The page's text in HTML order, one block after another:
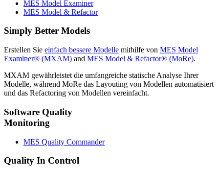
MES Model Examiner
MES Model & Refactor
Simply Better Models
Erstellen Sie einfach bessere Modelle mithilfe von MES Model
Examiner® (MXAM) and MES Model & Refactor® (MoRe).
MXAM gewährleistet die umfangreiche statische Analyse Ihrer
Modelle, während MoRe das Layouting von Modellen automatisiert
und das Refactoring von Modellen vereinfacht.
Software Quality
Monitoring
MES Quality Commander
Quality In Control